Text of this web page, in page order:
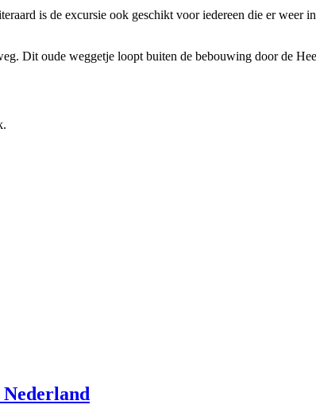
is de excursie ook geschikt voor iedereen die er weer
Dit oude weggetje loopt buiten de bebouwing door de
Nederland